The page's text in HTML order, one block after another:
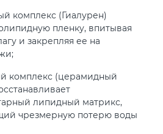
комплекс (Гиалурен)
пленку, впитывая
и закрепляя ее на
комплекс (церамидный
липидный матрикс,
чрезмерную потерю воды